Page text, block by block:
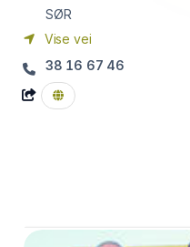
SØR
Vise vei
38 16 67 46